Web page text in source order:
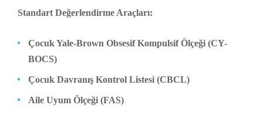
Standart Değerlendirme Araçları:
Çocuk Yale-Brown Obsesif Kompulsif Ölçeği (CY-
BOCS)
Çocuk Davranış Kontrol Listesi (CBCL)
Aile Uyum Ölçeği (FAS)